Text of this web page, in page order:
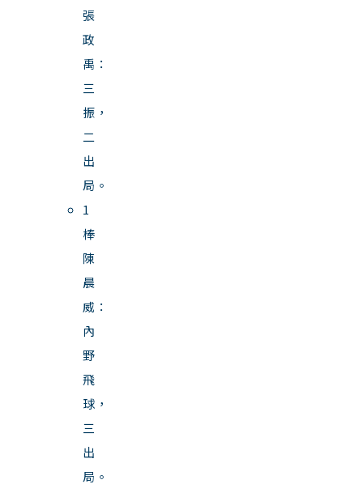
張
政
禹：
三
振，
二
出
局。
1
棒
陳
晨
威：
內
野
飛
球，
三
出
局。